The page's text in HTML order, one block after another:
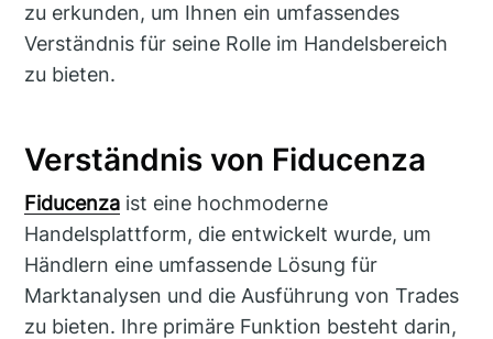
zu erkunden, um Ihnen ein umfassendes
Verständnis für seine Rolle im Handelsbereich
zu bieten.
Verständnis von Fiducenza
Fiducenza ist eine hochmoderne
Handelsplattform, die entwickelt wurde, um
Händlern eine umfassende Lösung für
Marktanalysen und die Ausführung von Trades
zu bieten. Ihre primäre Funktion besteht darin,